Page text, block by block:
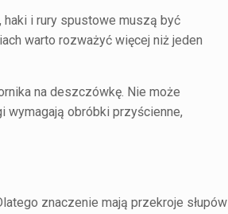
haki i rury spustowe muszą być
warto rozważyć więcej niż jeden
na deszczówkę. Nie może
wymagają obróbki przyścienne,
znaczenie mają przekroje słupów